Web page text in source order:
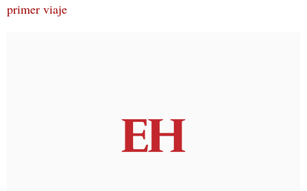
primer viaje